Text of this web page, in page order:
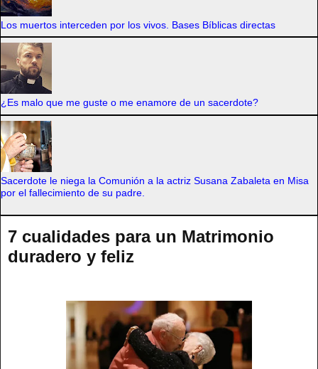
Los muertos interceden por los vivos. Bases Bíblicas directas
¿Es malo que me guste o me enamore de un sacerdote?
Sacerdote le niega la Comunión a la actriz Susana Zabaleta en Misa
por el fallecimiento de su padre.
7 cualidades para un Matrimonio
duradero y feliz